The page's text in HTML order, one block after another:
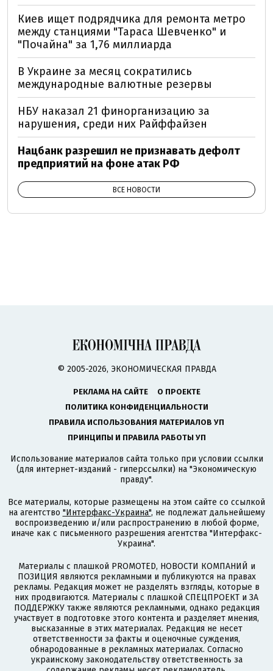
Киев ищет подрядчика для ремонта метро
между станциями "Тараса Шевченко" и
"Почайна" за 1,76 миллиарда
В Украине за месяц сократились
международные валютные резервы
НБУ наказал 21 финорганизацию за
нарушения, среди них Райффайзен
Нацбанк разрешил не признавать дефолт
предприятий на фоне атак РФ
ВСЕ НОВОСТИ
© 2005-2026, ЭКОНОМИЧЕСКАЯ ПРАВДА
РЕКЛАМА НА САЙТЕ
О ПРОЕКТЕ
ПОЛИТИКА КОНФИДЕНЦИАЛЬНОСТИ
ПРАВИЛА ИСПОЛЬЗОВАНИЯ МАТЕРИАЛОВ УП
ПРИНЦИПЫ И ПРАВИЛА РАБОТЫ УП
Использование материалов сайта только при условии ссылки
(для интернет-изданий - гиперссылки) на "Экономическую
правду".
Все материалы, которые размещены на этом сайте со ссылкой
на агентство "Интерфакс-Украина", не подлежат дальнейшему
воспроизведению и/или распространению в любой форме,
иначе как с письменного разрешения агентства "Интерфакс-
Украина".
Материалы с плашкой PROMOTED, НОВОСТИ КОМПАНИЙ и
ПОЗИЦИЯ являются рекламными и публикуются на правах
рекламы. Редакция может не разделять взгляды, которые в
них продвигаются. Материалы с плашкой СПЕЦПРОЕКТ и ЗА
ПОДДЕРЖКУ также являются рекламными, однако редакция
участвует в подготовке этого контента и разделяет мнения,
высказанные в этих материалах. Редакция не несет
ответственности за факты и оценочные суждения,
обнародованные в рекламных материалах. Согласно
украинскому законодательству ответственность за